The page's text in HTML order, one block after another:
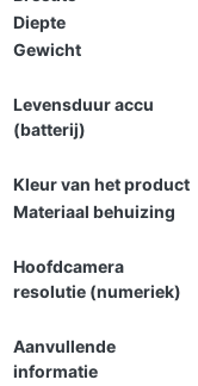
Diepte
Gewicht
Levensduur accu
(batterij)
Kleur van het product
Materiaal behuizing
Hoofdcamera
resolutie (numeriek)
Aanvullende
informatie